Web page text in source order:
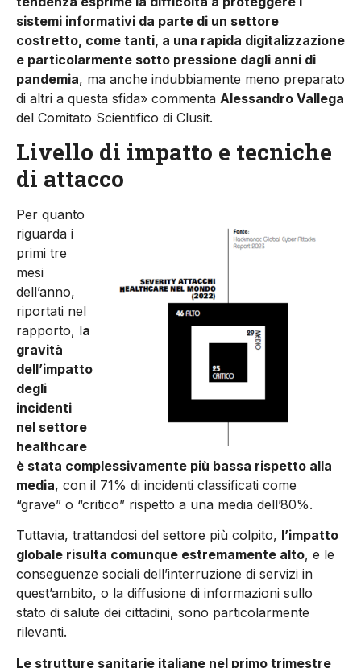
sistemi informativi da parte di un settore
costretto, come tanti, a una rapida digitalizzazione
e particolarmente sotto pressione dagli anni di
pandemia, ma anche indubbiamente meno preparato
di altri a questa sfida» commenta Alessandro Vallega
del Comitato Scientifico di Clusit.
Livello di impatto e tecniche
di attacco
Per quanto
riguarda i
primi tre
mesi
dell’anno,
riportati nel
rapporto, la
gravità
dell’impatto
degli
incidenti
nel settore
healthcare
è stata complessivamente più bassa rispetto alla
media, con il 71% di incidenti classificati come
“grave” o “critico” rispetto a una media dell’80%.
Tuttavia, trattandosi del settore più colpito, l’impatto
globale risulta comunque estremamente alto, e le
conseguenze sociali dell’interruzione di servizi in
quest’ambito, o la diffusione di informazioni sullo
stato di salute dei cittadini, sono particolarmente
rilevanti.
Le strutture sanitarie italiane nel primo trimestre